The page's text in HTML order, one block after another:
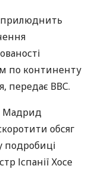
по континенту
передає ВВС.
Мадрид
обсяг
подробиці
Іспанії Хосе